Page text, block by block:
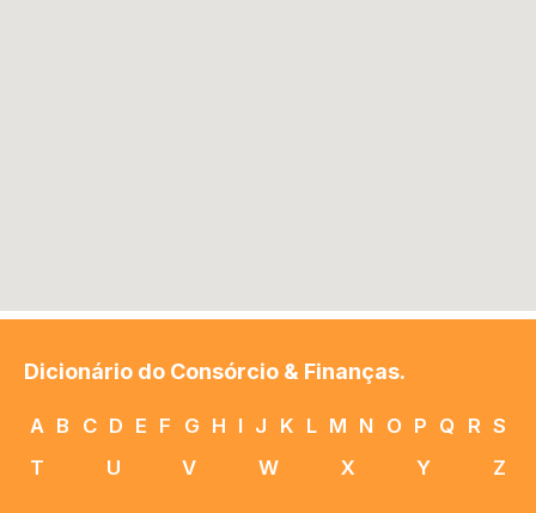
Dicionário do Consórcio & Finanças.
A B C D E F G H I J K L M N O P Q R S
T
U V W X Y Z